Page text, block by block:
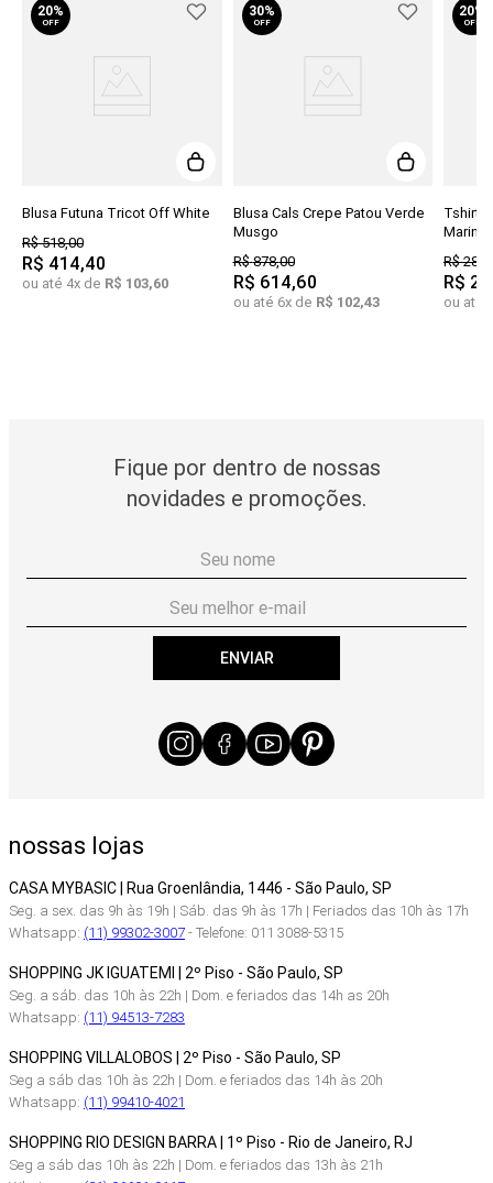
20%
OFF
Blusa Futuna Tricot Off White
R$518,00
R$ 414,40
ou até 4x de R$ 103,60
30%
OFF
Blusa Cals Crepe Patou Verde
Musgo
R$878,00
R$ 614,60
ou até 6x de R$ 102,43
20%
OFF
Tshirt
R$288
R$
ou até
Fique por dentro de nossas
novidades e promoções.
ENVIAR
nossas lojas
CASA MYBASIC | Rua Groenlândia, 1446 - São Paulo, SP
Seg. a sex. das 9h às 19h | Sáb. das 9h às 17h | Feriados das 10h às 17h
Whatsapp: (11) 99302-3007- Telefone: 011 3088-5315
SHOPPING JK IGUATEMI | 2º Piso - São Paulo, SP
Seg. a sáb. das 10h às 22h | Dom. e feriados das 14h as 20h
Whatsapp: (11) 94513-7283
SHOPPING VILLALOBOS | 2º Piso - São Paulo, SP
Seg a sáb das 10h às 22h | Dom. e feriados das 14h às 20h
Whatsapp: (11) 99410-4021
SHOPPING RIO DESIGN BARRA | 1º Piso - Rio de Janeiro, RJ
Seg a sáb das 10h às 22h | Dom. e feriados das 13h às 21h